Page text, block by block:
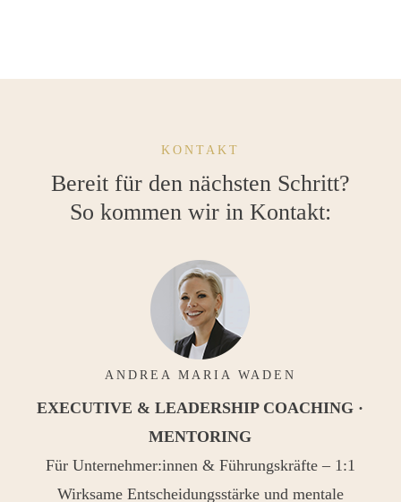
KONTAKT
Bereit für den nächsten Schritt?
So kommen wir in Kontakt:
ANDREA MARIA WADEN
EXECUTIVE & LEADERSHIP COACHING ·
MENTORING
Für Unternehmer:innen & Führungskräfte – 1:1
Wirksame Entscheidungsstärke und mentale